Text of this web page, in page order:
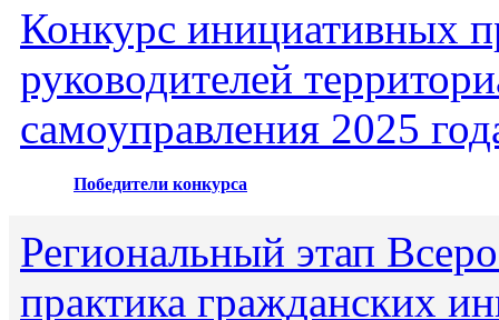
Конкурс инициативных
руководителей
самоуправления 2025
Победители конкурса
Региональный этап
практика гражданских